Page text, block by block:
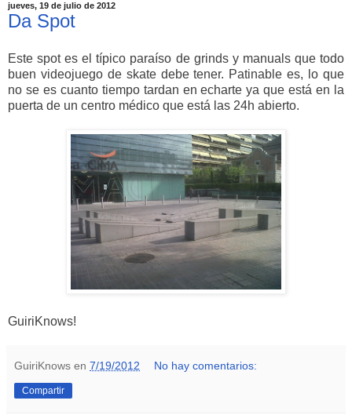
jueves, 19 de julio de 2012
Da Spot
Este spot es el típico paraíso de grinds y manuals que todo
buen videojuego de skate debe tener. Patinable es, lo que
no se es cuanto tiempo tardan en echarte ya que está en la
puerta de un centro médico que está las 24h abierto.
GuiriKnows!
GuiriKnows en 7/19/2012 No hay comentarios:
Compartir